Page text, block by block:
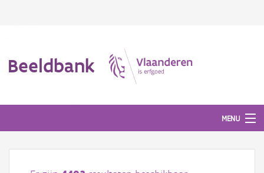
Beeldbank
MENU
Afbeeldingen